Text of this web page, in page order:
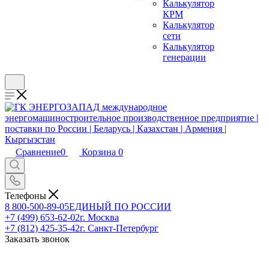
Калькулятор
КРМ
Калькулятор
сети
Калькулятор
генерации
Сравнение0 Корзина 0
Телефоны
8 800-500-89-05ЕДИНЫЙ ПО РОССИИ
+7 (499) 653-62-02г. Москва
+7 (812) 425-35-42г. Санкт-Петербург
Заказать звонок